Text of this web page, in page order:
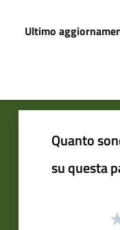
Ultimo
Quanto
su questa